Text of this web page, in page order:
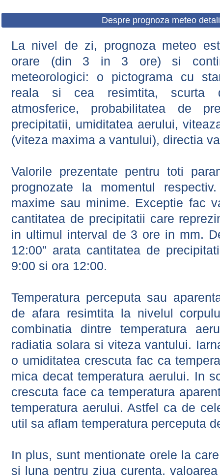
Despre prognoza meteo
La nivel de zi, prognoza meteo
orare (din 3 in 3 ore) si
meteorologici: o pictograma cu
reala si cea resimtita, scurta
atmosferice, probabilitatea de
precipitatii, umiditatea aerului,
(viteza maxima a vantului), directia
Valorile prezentate pentru toti
prognozate la momentul
maxime sau minime. Exceptie fac
cantitatea de precipitatii care
in ultimul interval de 3 ore in mm.
12:00" arata cantitatea de
9:00 si ora 12:00.
Temperatura perceputa sau
de afara resimtita la nivelul
combinatia dintre temperatura
radiatia solara si viteza vantului.
o umiditatea crescuta fac ca
mica decat temperatura aerului. In
crescuta face ca temperatura
temperatura aerului. Astfel ca de
util sa aflam temperatura perceputa
In plus, sunt mentionate orele la
si luna pentru ziua curenta,